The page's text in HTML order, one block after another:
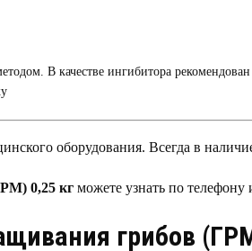
В качестве ингибитора
оборудования. Всегда в
0,25 кг можете узнать по телефону
грибов